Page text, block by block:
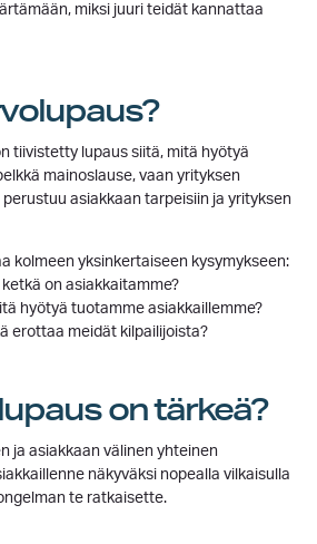
miksi juuri teidät kannattaa
tiivistetty lupaus siitä, mitä hyötyä
mainoslause, vaan yrityksen
asiakkaan tarpeisiin ja yrityksen
kolmeen yksinkertaiseen kysymykseen:
ketkä on asiakkaitamme?
hyötyä tuotamme asiakkaillemme?
erottaa meidät kilpailijoista?
on tärkeä?
ja asiakkaan välinen yhteinen
näkyväksi nopealla vilkaisulla
te ratkaisette.